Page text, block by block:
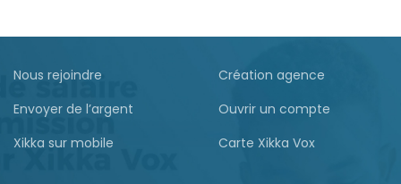
Nous rejoindre
Création agence
Envoyer de l’argent
Ouvrir un compte
Xikka sur mobile
Carte Xikka Vox